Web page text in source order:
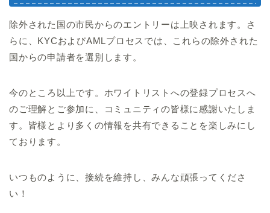
除外された国の市民からのエントリーは上映されます。さ
らに、KYCおよびAMLプロセスでは、これらの除外された
国からの申請者を選別します。
今のところ以上です。ホワイトリストへの登録プロセスへ
のご理解とご参加に、コミュニティの皆様に感謝いたしま
す。皆様とより多くの情報を共有できることを楽しみにし
ております。
いつものように、接続を維持し、みんな頑張ってくださ
い！